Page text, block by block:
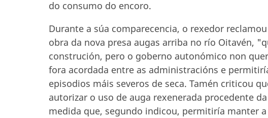
do consumo do encoro.
Durante a súa comparecencia, o rexedor
obra da nova presa augas arriba no río Oitavén,
construción, pero o goberno autonómico non
fora acordada entre as administracións e
episodios máis severos de seca. Tamén criticou
autorizar o uso de auga rexenerada procedente
medida que, segundo indicou, permitiría manter